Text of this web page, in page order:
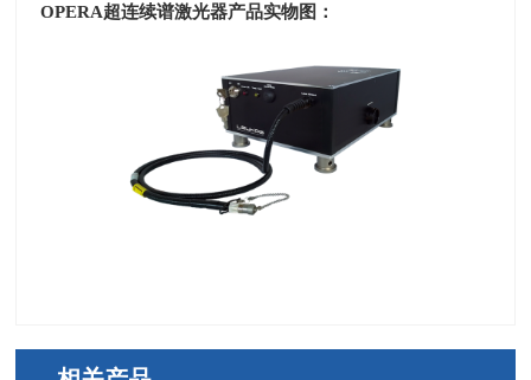
OPERA超连续谱激光器产品实物图：